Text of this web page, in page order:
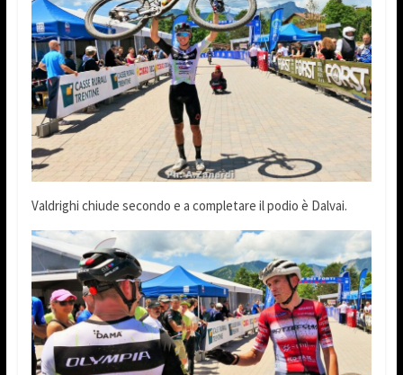
Valdrighi chiude secondo e a completare il podio è Dalvai.